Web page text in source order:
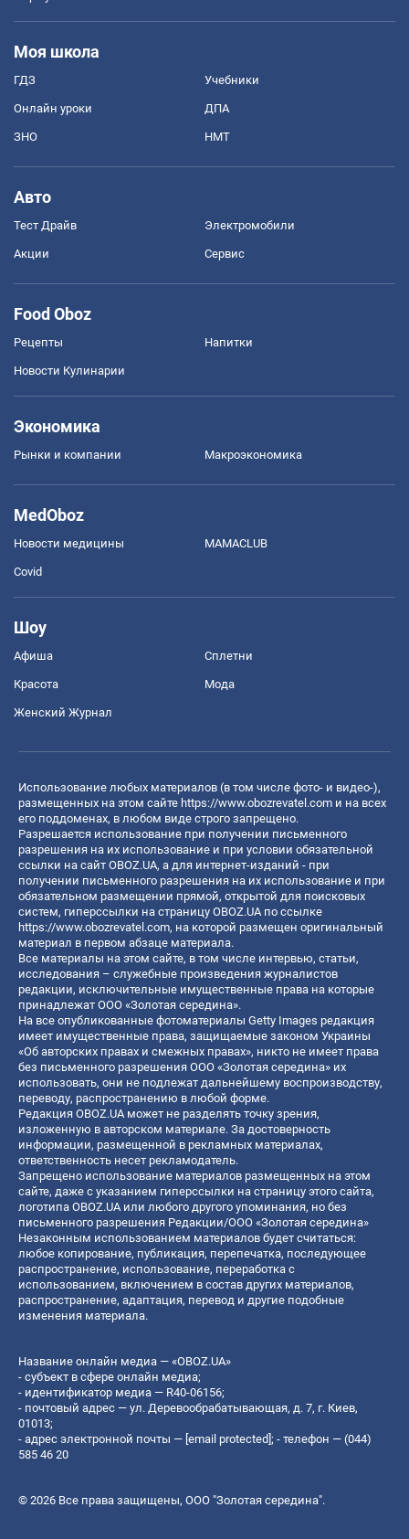
Моя школа
ГДЗ Учебники
Онлайн уроки ДПА
ЗНО НМТ
Авто
Тест Драйв Электромобили
Акции Сервис
Food Oboz
Рецепты Напитки
Новости Кулинарии
Экономика
Рынки и компании Mакроэкономика
MedOboz
Новости медицины MAMACLUB
Covid
Шоу
Афиша Сплетни
Красота Мода
Женский Журнал
Использование любых материалов (в том числе фото- и видео-),
размещенных на этом сайте https://www.obozrevatel.com и на всех
его поддоменах, в любом виде строго запрещено.
Разрешается использование при получении письменного
разрешения на их использование и при условии обязательной
ссылки на сайт OBOZ.UA, а для интернет-изданий - при
получении письменного разрешения на их использование и при
обязательном размещении прямой, открытой для поисковых
систем, гиперссылки на страницу OBOZ.UA по ссылке
https://www.obozrevatel.com, на которой размещен оригинальный
материал в первом абзаце материала.
Все материалы на этом сайте, в том числе интервью, статьи,
исследования – служебные произведения журналистов
редакции, исключительные имущественные права на которые
принадлежат ООО «Золотая середина».
На все опубликованные фотоматериалы Getty Images редакция
имеет имущественные права, защищаемые законом Украины
«Об авторских правах и смежных правах», никто не имеет права
без письменного разрешения ООО «Золотая середина» их
использовать, они не подлежат дальнейшему воспроизводству,
переводу, распространению в любой форме.
Редакция OBOZ.UA может не разделять точку зрения,
изложенную в авторском материале. За достоверность
информации, размещенной в рекламных материалах,
ответственность несет рекламодатель.
Запрещено использование материалов размещенных на этом
сайте, даже с указанием гиперссылки на страницу этого сайта,
логотипа OBOZ.UA или любого другого упоминания, но без
письменного разрешения Редакции/ООО «Золотая середина»
Незаконным использованием материалов будет считаться:
любое копирование, публикация, перепечатка, последующее
распространение, использование, переработка с
использованием, включением в состав других материалов,
распространение, адаптация, перевод и другие подобные
изменения материала.
Название онлайн медиа — «OBOZ.UA»
- субъект в сфере онлайн медиа;
- идентификатор медиа — R40-06156;
- почтовый адрес — ул. Деревообрабатывающая, д. 7, г. Киев,
01013;
- адрес электронной почты — [email protected]; - телефон — (044)
585 46 20
© 2026 Все права защищены, ООО "Золотая середина".